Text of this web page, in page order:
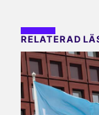
RELATERAD